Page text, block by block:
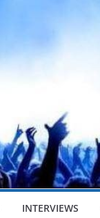
INTERVIEWS